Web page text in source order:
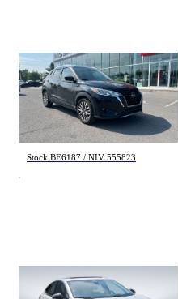
Nissan Kicks
SV 2024
28 019 km
22 495 $
Stock BE6187 / NIV 555823
Nissan Ariya